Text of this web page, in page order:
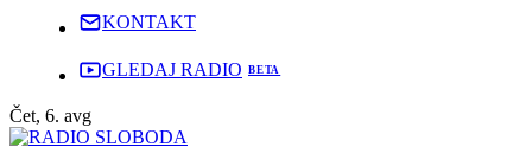
KONTAKT
GLEDAJ RADIO
Čet, 6. avg